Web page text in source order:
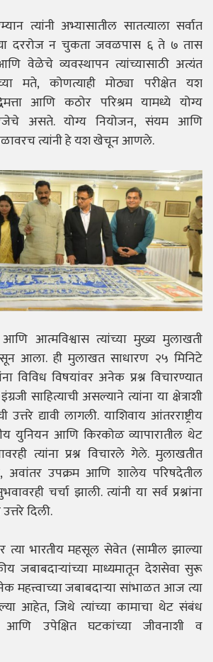
त्यांनी अभ्यासातील सातत्याला सर्वात
दररोज न चुकता जवळपास ६ ते ७ तास
वेळेचे व्यवस्थापन त्यांच्यासाठी अत्यंत
मते, कोणत्याही मोठ्या परीक्षेत यश
आणि कठोर परिश्रम यामध्ये योग्य
असते. योग्य नियोजन, संयम आणि
त्यांनी हे यश खेचून आणले.
आणि आत्मविश्वास त्यांच्या मुख्य मुलाखती
आला. ही मुलाखत साधारण २५ मिनिटे
विविध विषयांवर अनेक प्रश्न विचारण्यात
साहित्याची असल्याने त्यांना या क्षेत्राशी
द्यावी लागली. याशिवाय आंतरराष्ट्रीय
युनियन आणि किरकोळ व्यापारातील थेट
त्यांना प्रश्न विचारले गेले. मुलाखतीत
अवांतर उपक्रम आणि शालेय परिषदेतील
चर्चा झाली. त्यांनी या सर्व प्रश्नांना
दिली.
त्या भारतीय महसूल सेवेत (सामील झाल्या
जबाबदाऱ्यांच्या माध्यमातून देशसेवा सुरू
जबाबदाऱ्या सांभाळत आज त्या
आहेत, जिथे त्यांच्या कामाचा थेट संबंध
उपेक्षित घटकांच्या जीवनाशी व